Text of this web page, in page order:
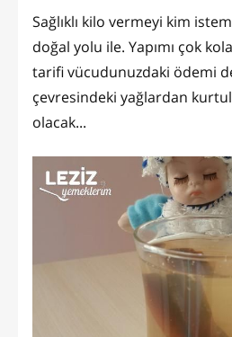
Sağlıklı kilo vermeyi kim
doğal yolu ile. Yapımı çok
tarifi vücudunuzdaki ödemi
çevresindeki yağlardan
olacak...